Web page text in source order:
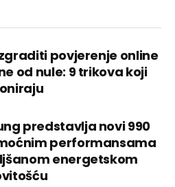
povjerenje online
od nule: 9 trikova koji
predstavlja novi 990
moćnim performansama
energetskom